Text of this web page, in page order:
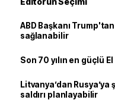
ABD Başkanı
sağlanabilir
Son 70 yılın en güçlü
Litvanya’dan Rusya’ya
saldırı planlayabilir